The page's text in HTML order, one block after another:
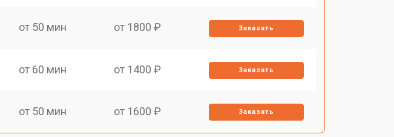
от 50 мин от 1800 ₽ Заказать
от 60 мин от 1400 ₽ Заказать
от 50 мин от 1600 ₽ Заказать